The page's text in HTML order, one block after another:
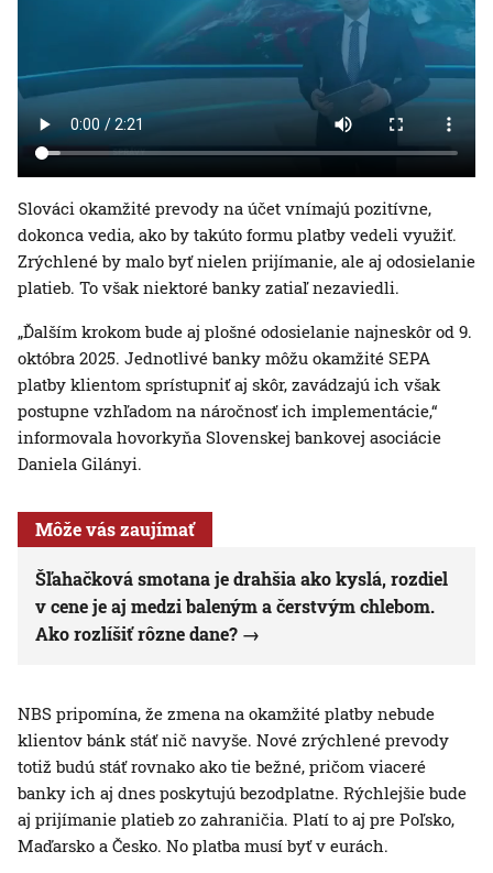
Slováci okamžité prevody na účet vnímajú pozitívne,
dokonca vedia, ako by takúto formu platby vedeli využiť.
Zrýchlené by malo byť nielen prijímanie, ale aj odosielanie
platieb. To však niektoré banky zatiaľ nezaviedli.
„Ďalším krokom bude aj plošné odosielanie najneskôr od 9.
októbra 2025. Jednotlivé banky môžu okamžité SEPA
platby klientom sprístupniť aj skôr, zavádzajú ich však
postupne vzhľadom na náročnosť ich implementácie,“
informovala hovorkyňa Slovenskej bankovej asociácie
Daniela Gilányi.
Môže vás zaujímať
Šľahačková smotana je drahšia ako kyslá, rozdiel
v cene je aj medzi baleným a čerstvým chlebom.
Ako rozlíšiť rôzne dane?
NBS pripomína, že zmena na okamžité platby nebude
klientov bánk stáť nič navyše. Nové zrýchlené prevody
totiž budú stáť rovnako ako tie bežné, pričom viaceré
banky ich aj dnes poskytujú bezodplatne. Rýchlejšie bude
aj prijímanie platieb zo zahraničia. Platí to aj pre Poľsko,
Maďarsko a Česko. No platba musí byť v eurách.